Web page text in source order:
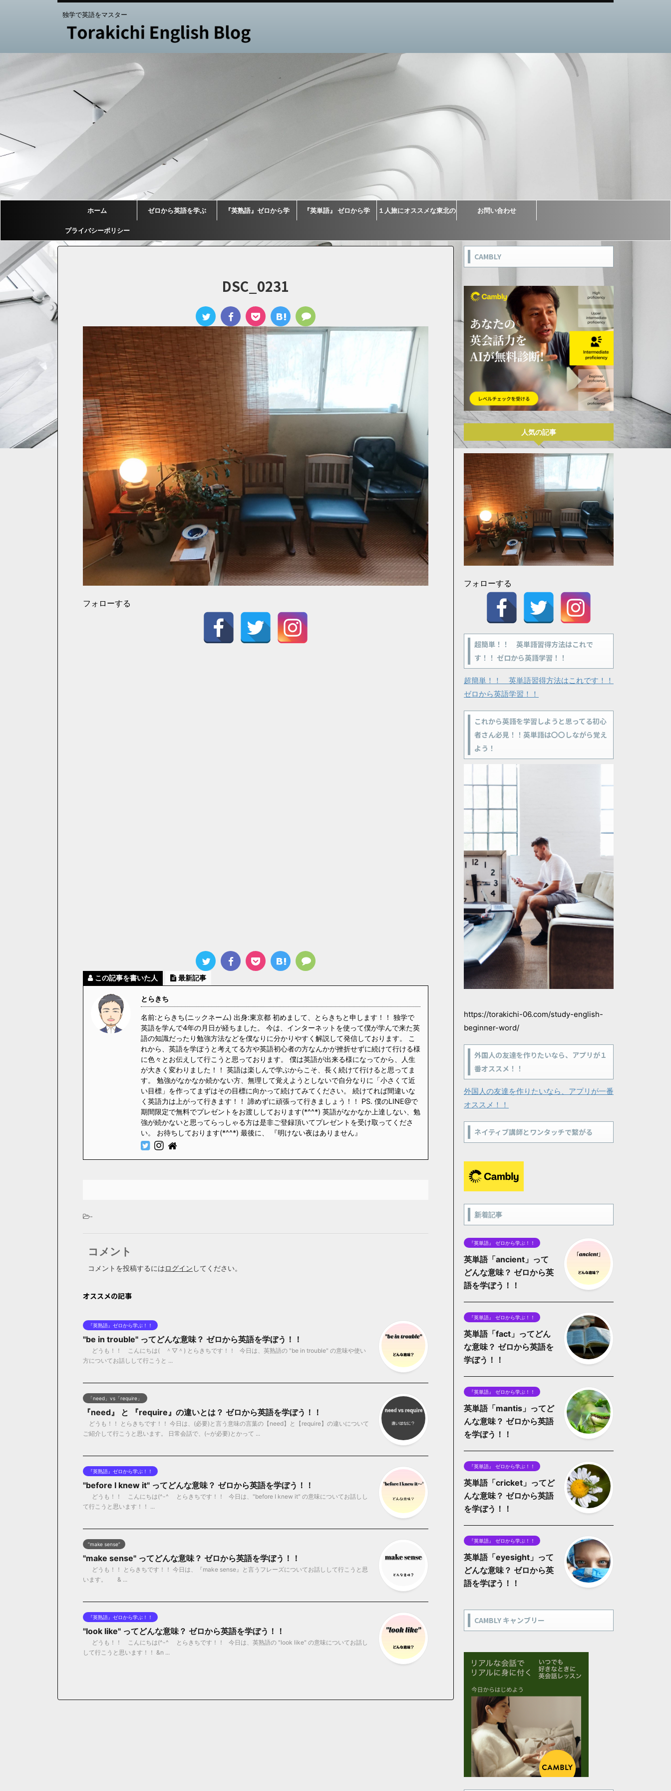
独学で英語をマスター
ホーム ゼロから英語を学ぶ 『英熟語』ゼロから学 『英単語』 ゼロから学 １人旅にオススメな東北の お問い合わせ
プライバシーポリシー
DSC_0231
フォローする
この記事を書いた人 最新記事
とらきち
名前:とらきち(ニックネーム) 出身:東京都 初めまして、とらきちと申します！！ 独学で
英語を学んで4年の月日が経ちました。 今は、インターネットを使って僕が学んで来た英
語の知識だったり勉強方法などを僕なりに分かりやすく解説して発信しております。 こ
れから、英語を学ぼうと考えてる方や英語初心者の方なんかが挫折せずに続けて行ける様
に色々とお伝えして行こうと思っております。 僕は英語が出来る様になってから、人生
が大きく変わりました！！ 英語は楽しんで学ぶからこそ、長く続けて行けると思ってま
す。 勉強がなかなか続かない方、無理して覚えようとしないで自分なりに「小さくて近
い目標」を作ってまずはその目標に向かって続けてみてください。 続けてれば間違いな
く英語力は上がって行きます！！ 諦めずに頑張って行きましょう！！ PS. 僕のLINE@で
期間限定で無料でプレゼントをお渡ししております(*^^*) 英語がなかなか上達しない、勉
強が続かないと思ってらっしゃる方は是非ご登録頂いてプレゼントを受け取ってくださ
い。 お待ちしております(*^^*) 最後に、 『明けない夜はありません』
-
コメント
コメントを投稿するにはログイン してください。
オススメの記事
『英熟語』ゼロから学ぶ！！
"be in trouble" ってどんな意味？ ゼロから英語を学ぼう！！
どうも！！ こんにちは( ＾▽＾) とらきちです！！ 今日は、英熟語の "be in trouble" の意味や使い
方についてお話しして行こうと ...
「need」vs「require」
『need』 と 『require』の違いとは？ ゼロから英語を学ぼう！！
どうも！！ とらきちです！！ 今日は、(必要)と言う意味の言葉の【need】と【require】の違いについて
ご紹介して行こうと思います。 日常会話で、(~が必要)とかって ...
『英熟語』ゼロから学ぶ！！
"before I knew it" ってどんな意味？ ゼロから英語を学ぼう！！
どうも！！ こんにちは(^-^ゞ とらきちです！！ 今日は、"before I knew it" の意味についてお話しし
て行こうと思います！！ ...
”make sense”
"make sense" ってどんな意味？ ゼロから英語を学ぼう！！
どうも！！ とらきちです！！ 今日は、『make sense』と言うフレーズについてお話しして行こうと思
います。 & ...
『英熟語』ゼロから学ぶ！！
"look like" ってどんな意味？ ゼロから英語を学ぼう！！
どうも！！ こんにちは(^-^ゞ とらきちです！！ 今日は、英熟語の "look like" の意味についてお話し
して行こうと思います！！ &n ...
CAMBLY
人気の記事
フォローする
超簡単！！ 英単語習得方法はこれで
す！！ ゼロから英語学習！！
超簡単！！ 英単語習得方法はこれです！！
ゼロから英語学習！！
これから英語を学習しようと思ってる初心
者さん必見！！英単語は〇〇しながら覚え
よう！
https://torakichi-06.com/study-english-
beginner-word/
外国人の友達を作りたいなら、アプリが１
番オススメ！！
外国人の友達を作りたいなら、アプリが一番
オススメ！！
ネイティブ講師とワンタッチで繋がる
新着記事
『英単語』 ゼロから学ぶ！！
英単語「ancient」って
どんな意味？ ゼロから英
語を学ぼう！！
『英単語』 ゼロから学ぶ！！
英単語「fact」ってどん
な意味？ ゼロから英語を
学ぼう！！
『英単語』 ゼロから学ぶ！！
英単語「mantis」ってど
んな意味？ ゼロから英語
を学ぼう！！
『英単語』 ゼロから学ぶ！！
英単語「cricket」ってど
んな意味？ ゼロから英語
を学ぼう！！
『英単語』 ゼロから学ぶ！！
英単語「eyesight」って
どんな意味？ ゼロから英
語を学ぼう！！
CAMBLY キャンブリー